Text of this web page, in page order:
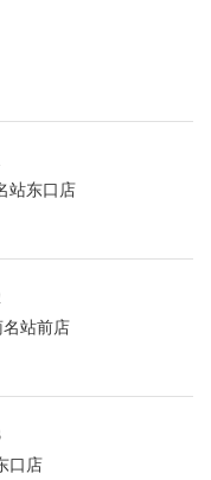
站东口店
名站前店
口店